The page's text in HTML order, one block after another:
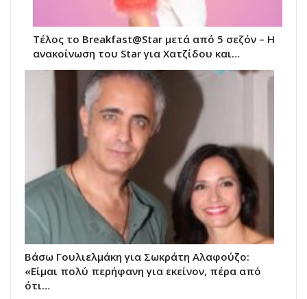
Τέλος το Breakfast@Star μετά από 5 σεζόν – Η
ανακοίνωση του Star για Χατζίδου και…
Βάσω Γουλιελμάκη για Σωκράτη Αλαφούζο:
«Είμαι πολύ περήφανη για εκείνον, πέρα από
ότι…